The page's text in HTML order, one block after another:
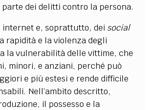
dei delitti contro la persona.
internet e, soprattutto, dei social
rapidità e la violenza degli
la vulnerabilità delle vittime, che
minori, e anziani, perché può
e più estesi e rende difficile
Nell’ambito descritto,
il possesso e la